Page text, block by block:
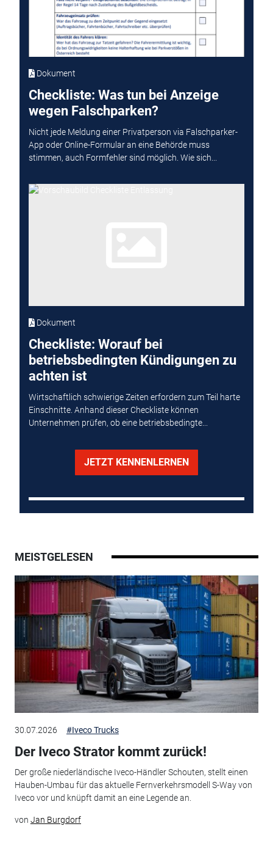
Dokument
Checkliste: Was tun bei Anzeige
wegen Falschparken?
Nicht jede Meldung einer Privatperson via Falschparker-
App oder Online-Formular an eine Behörde muss
stimmen, auch Formfehler sind möglich. Wie sich...
Dokument
Checkliste: Worauf bei
betriebsbedingten Kündigungen zu
achten ist
Wirtschaftlich schwierige Zeiten erfordern zum Teil harte
Einschnitte. Anhand dieser Checkliste können
Unternehmen prüfen, ob eine betriebsbedingte...
JETZT KENNENLERNEN
MEISTGELESEN
30.07.2026 #Iveco Trucks
Der Iveco Strator kommt zurück!
Der große niederländische Iveco-Händler Schouten, stellt einen
Hauben-Umbau für das aktuelle Fernverkehrsmodell S-Way von
Iveco vor und knüpft damit an eine Legende an.
von Jan Burgdorf